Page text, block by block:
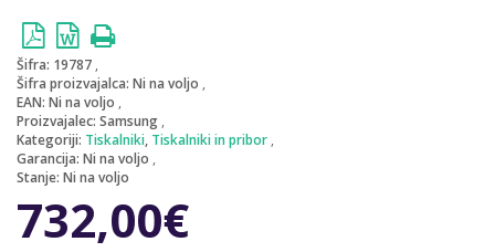
Šifra: 19787
Šifra proizvajalca: Ni na voljo
EAN: Ni na voljo
Proizvajalec: Samsung
Kategoriji: Tiskalniki, Tiskalniki in pribor
Garancija: Ni na voljo
Stanje: Ni na voljo
732,00€